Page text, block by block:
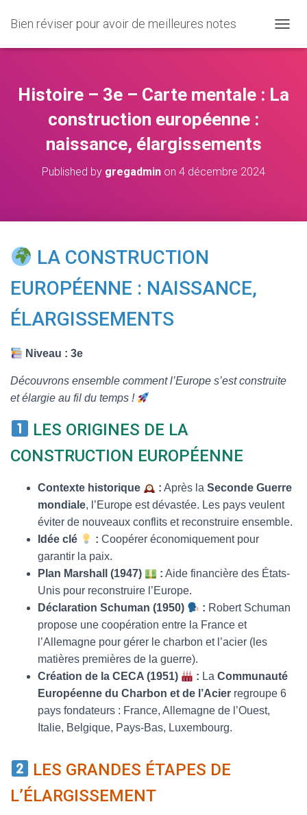
Bien réviser pour avoir de meilleures notes
U
R
Histoire – 3e – Carte mentale : La
construction européenne :
naissance, élargissements
Published by gregadmin on 4 décembre 2024
LA CONSTRUCTION
EUROPÉENNE : NAISSANCE,
ÉLARGISSEMENTS
Niveau : 3e
Découvrons ensemble comment l’Europe s’est construite
et élargie au fil du temps !
LES ORIGINES DE LA
CONSTRUCTION EUROPÉENNE
Contexte historique : Après laSeconde Guerre
mondiale, l’Europe est dévastée. Les pays veulent
éviter de nouveaux conflits et reconstruire ensemble.
Idée clé
: Coopérer économiquement pour
garantir la paix.
Plan Marshall (1947)
: Aide financière des États-
Unis pour reconstruire l’Europe.
Déclaration Schuman (1950)
: Robert Schuman
propose une coopération entre la France et
l’Allemagne pour gérer le charbon et l’acier (les
matières premières de la guerre).
Création de la CECA (1951)
: LaCommunauté
Européenne du Charbon et de l’Acier regroupe 6
pays fondateurs : France, Allemagne de l’Ouest,
Italie, Belgique, Pays-Bas, Luxembourg.
LES GRANDES ÉTAPES DE
L’ÉLARGISSEMENT